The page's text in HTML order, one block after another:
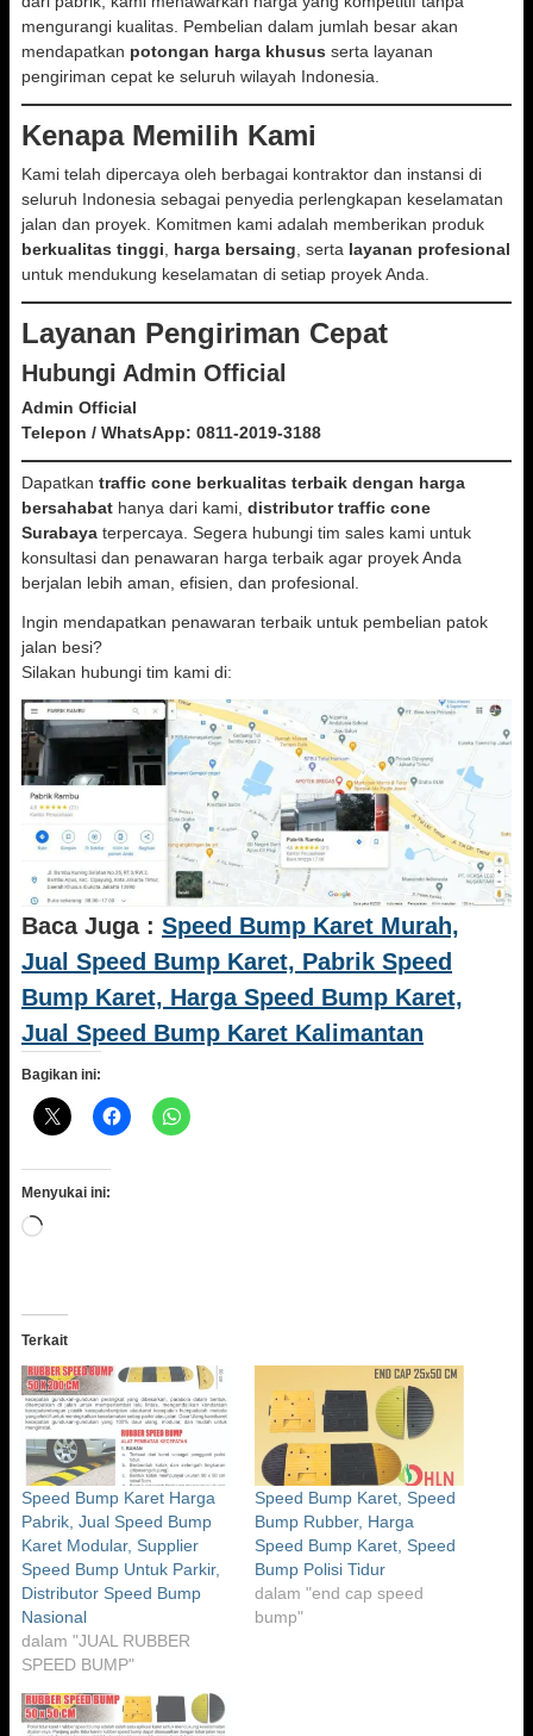
mengurangi kualitas. Pembelian dalam jumlah besar akan
mendapatkan potongan harga khusus serta layanan
pengiriman cepat ke seluruh wilayah Indonesia.
Kenapa Memilih Kami
Kami telah dipercaya oleh berbagai kontraktor dan instansi di
seluruh Indonesia sebagai penyedia perlengkapan keselamatan
jalan dan proyek. Komitmen kami adalah memberikan produk
berkualitas tinggi
harga bersaing , serta layanan profesional
untuk mendukung keselamatan di setiap proyek Anda.
Layanan Pengiriman Cepat
Hubungi Admin Official
Admin Official
Telepon / WhatsApp: 0811-2019-3188
Dapatkan traffic cone berkualitas terbaik dengan harga
bersahabat hanya dari kami, distributor traffic cone
Surabaya terpercaya. Segera hubungi tim sales kami untuk
konsultasi dan penawaran harga terbaik agar proyek Anda
berjalan lebih aman, efisien, dan profesional.
Ingin mendapatkan penawaran terbaik untuk pembelian patok
jalan besi?
Silakan hubungi tim kami di:
Baca Juga : Speed Bump Karet Murah,
Jual Speed Bump Karet, Pabrik Speed
Bump Karet, Harga Speed Bump Karet,
Jual Speed Bump Karet Kalimantan
Bagikan ini:
Menyukai ini:
Memuat...
Terkait
Speed Bump Karet Harga
Pabrik, Jual Speed Bump
Karet Modular, Supplier
Speed Bump Untuk Parkir,
Distributor Speed Bump
Nasional
dalam "JUAL RUBBER
SPEED BUMP"
Speed Bump Karet, Speed
Bump Rubber, Harga
Speed Bump Karet, Speed
Bump Polisi Tidur
dalam "end cap speed
bump"